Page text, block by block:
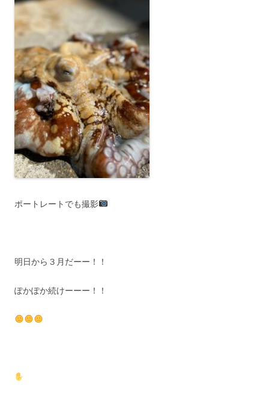
ポートレートでも撮影
明日から３月だーー！！
ぽかぽか続けーーー！！